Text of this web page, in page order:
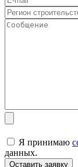
Я принимаю
данных.